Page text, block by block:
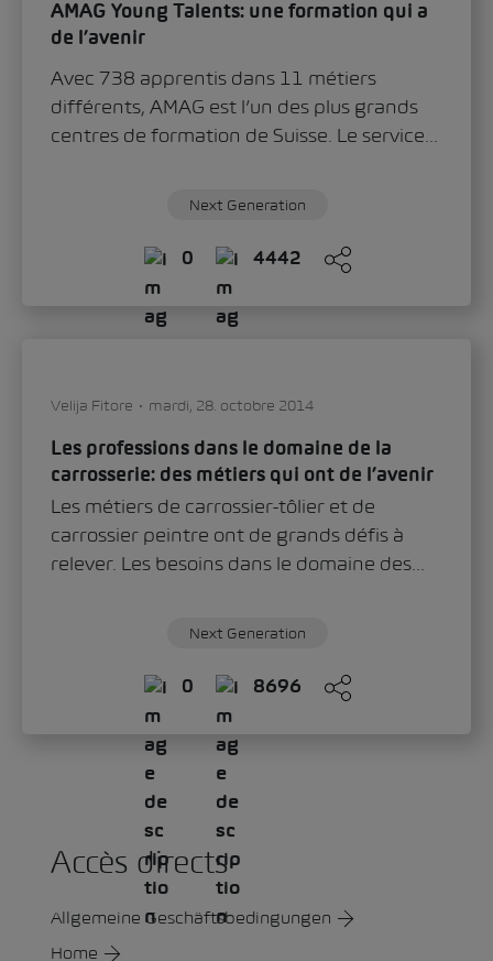
AMAG Young Talents: une formation qui a
de l’avenir
Avec 738 apprentis dans 11 métiers
différents, AMAG est l’un des plus grands
centres de formation de Suisse. Le service...
Next Generation
0 4442
Velija Fitore mardi, 28. octobre 2014
Les professions dans le domaine de la
carrosserie: des métiers qui ont de l’avenir
Les métiers de carrossier-tôlier et de
carrossier peintre ont de grands défis à
relever. Les besoins dans le domaine des...
Next Generation
0 8696
Accès directs
Allgemeine Geschäftsbedingungen
Home